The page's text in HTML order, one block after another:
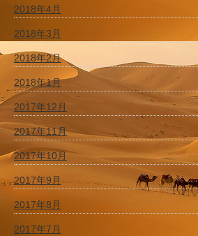
2018年4月
2018年3月
2018年2月
2018年1月
2017年12月
2017年11月
2017年10月
2017年9月
2017年8月
2017年7月